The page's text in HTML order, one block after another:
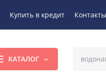
Купить в кредит Контакты
КАТАЛОГ